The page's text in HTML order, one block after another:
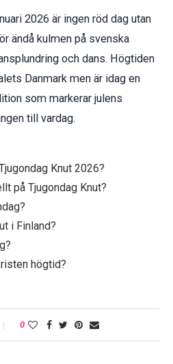
2026 är ingen röd dag utan
ändå kulmen på svenska
och dans. Högtiden
Danmark men är idag en
som markerar julens
till vardag.
Knut 2026?
på Tjugondag Knut?
i Finland?
högtid?
0